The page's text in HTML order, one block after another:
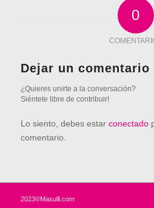
0
Dejar un comentario
¿Quieres unirte a la conversación?
Siéntete libre de contribuir!
Lo siento, debes estar conectado
comentario.
2023©Masulli.com